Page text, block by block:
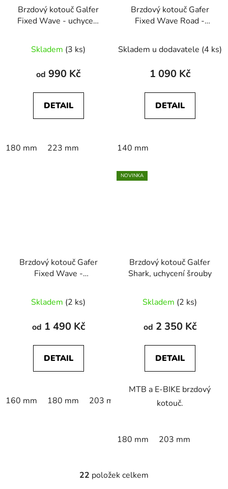
Brzdový kotouč Galfer
Fixed Wave - uchycení
kola
Skladem (3 ks)
od 990 Kč
DETAIL
180 mm 223 mm
Brzdový kotouč Gafer
Fixed Wave Road -
Skladem u dodavatele (4 ks)
1 090 Kč
DETAIL
140 mm
Brzdový kotouč Gafer
Fixed Wave -
Skladem (2 ks)
od 1 490 Kč
DETAIL
160 mm 180 mm 203 mm
NOVINKA
Brzdový kotouč Galfer
Shark, uchycení šrouby
Skladem (2 ks)
od 2 350 Kč
DETAIL
MTB a E-BIKE brzdový
kotouč.
180 mm 203 mm
O
22 položek celkem